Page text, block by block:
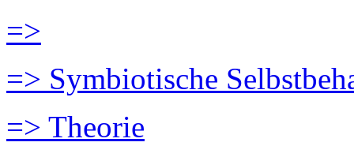
=>
=> Symbiotische
=> Theorie